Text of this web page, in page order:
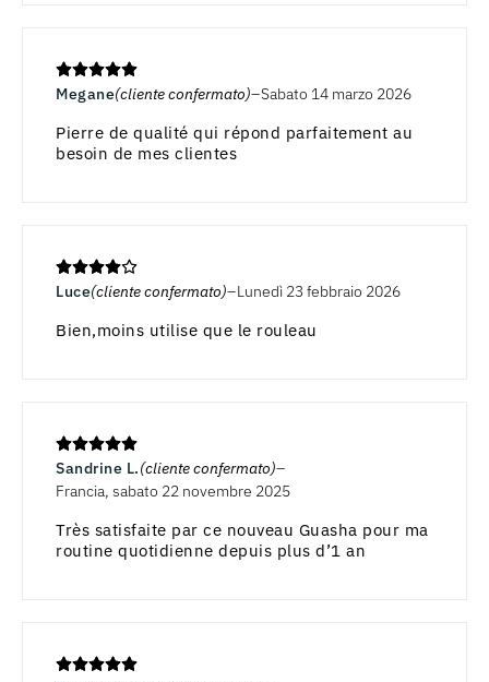
Megane(cliente confermato) Sabato 14 marzo 2026
Pierre de qualité qui répond parfaitement au
besoin de mes clientes
Luce(cliente confermato) Lunedì 23 febbraio 2026
Bien,moins utilise que le rouleau
Sandrine L.(cliente confermato)
Francia, sabato 22 novembre 2025
Très satisfaite par ce nouveau Guasha pour ma
routine quotidienne depuis plus d’1 an